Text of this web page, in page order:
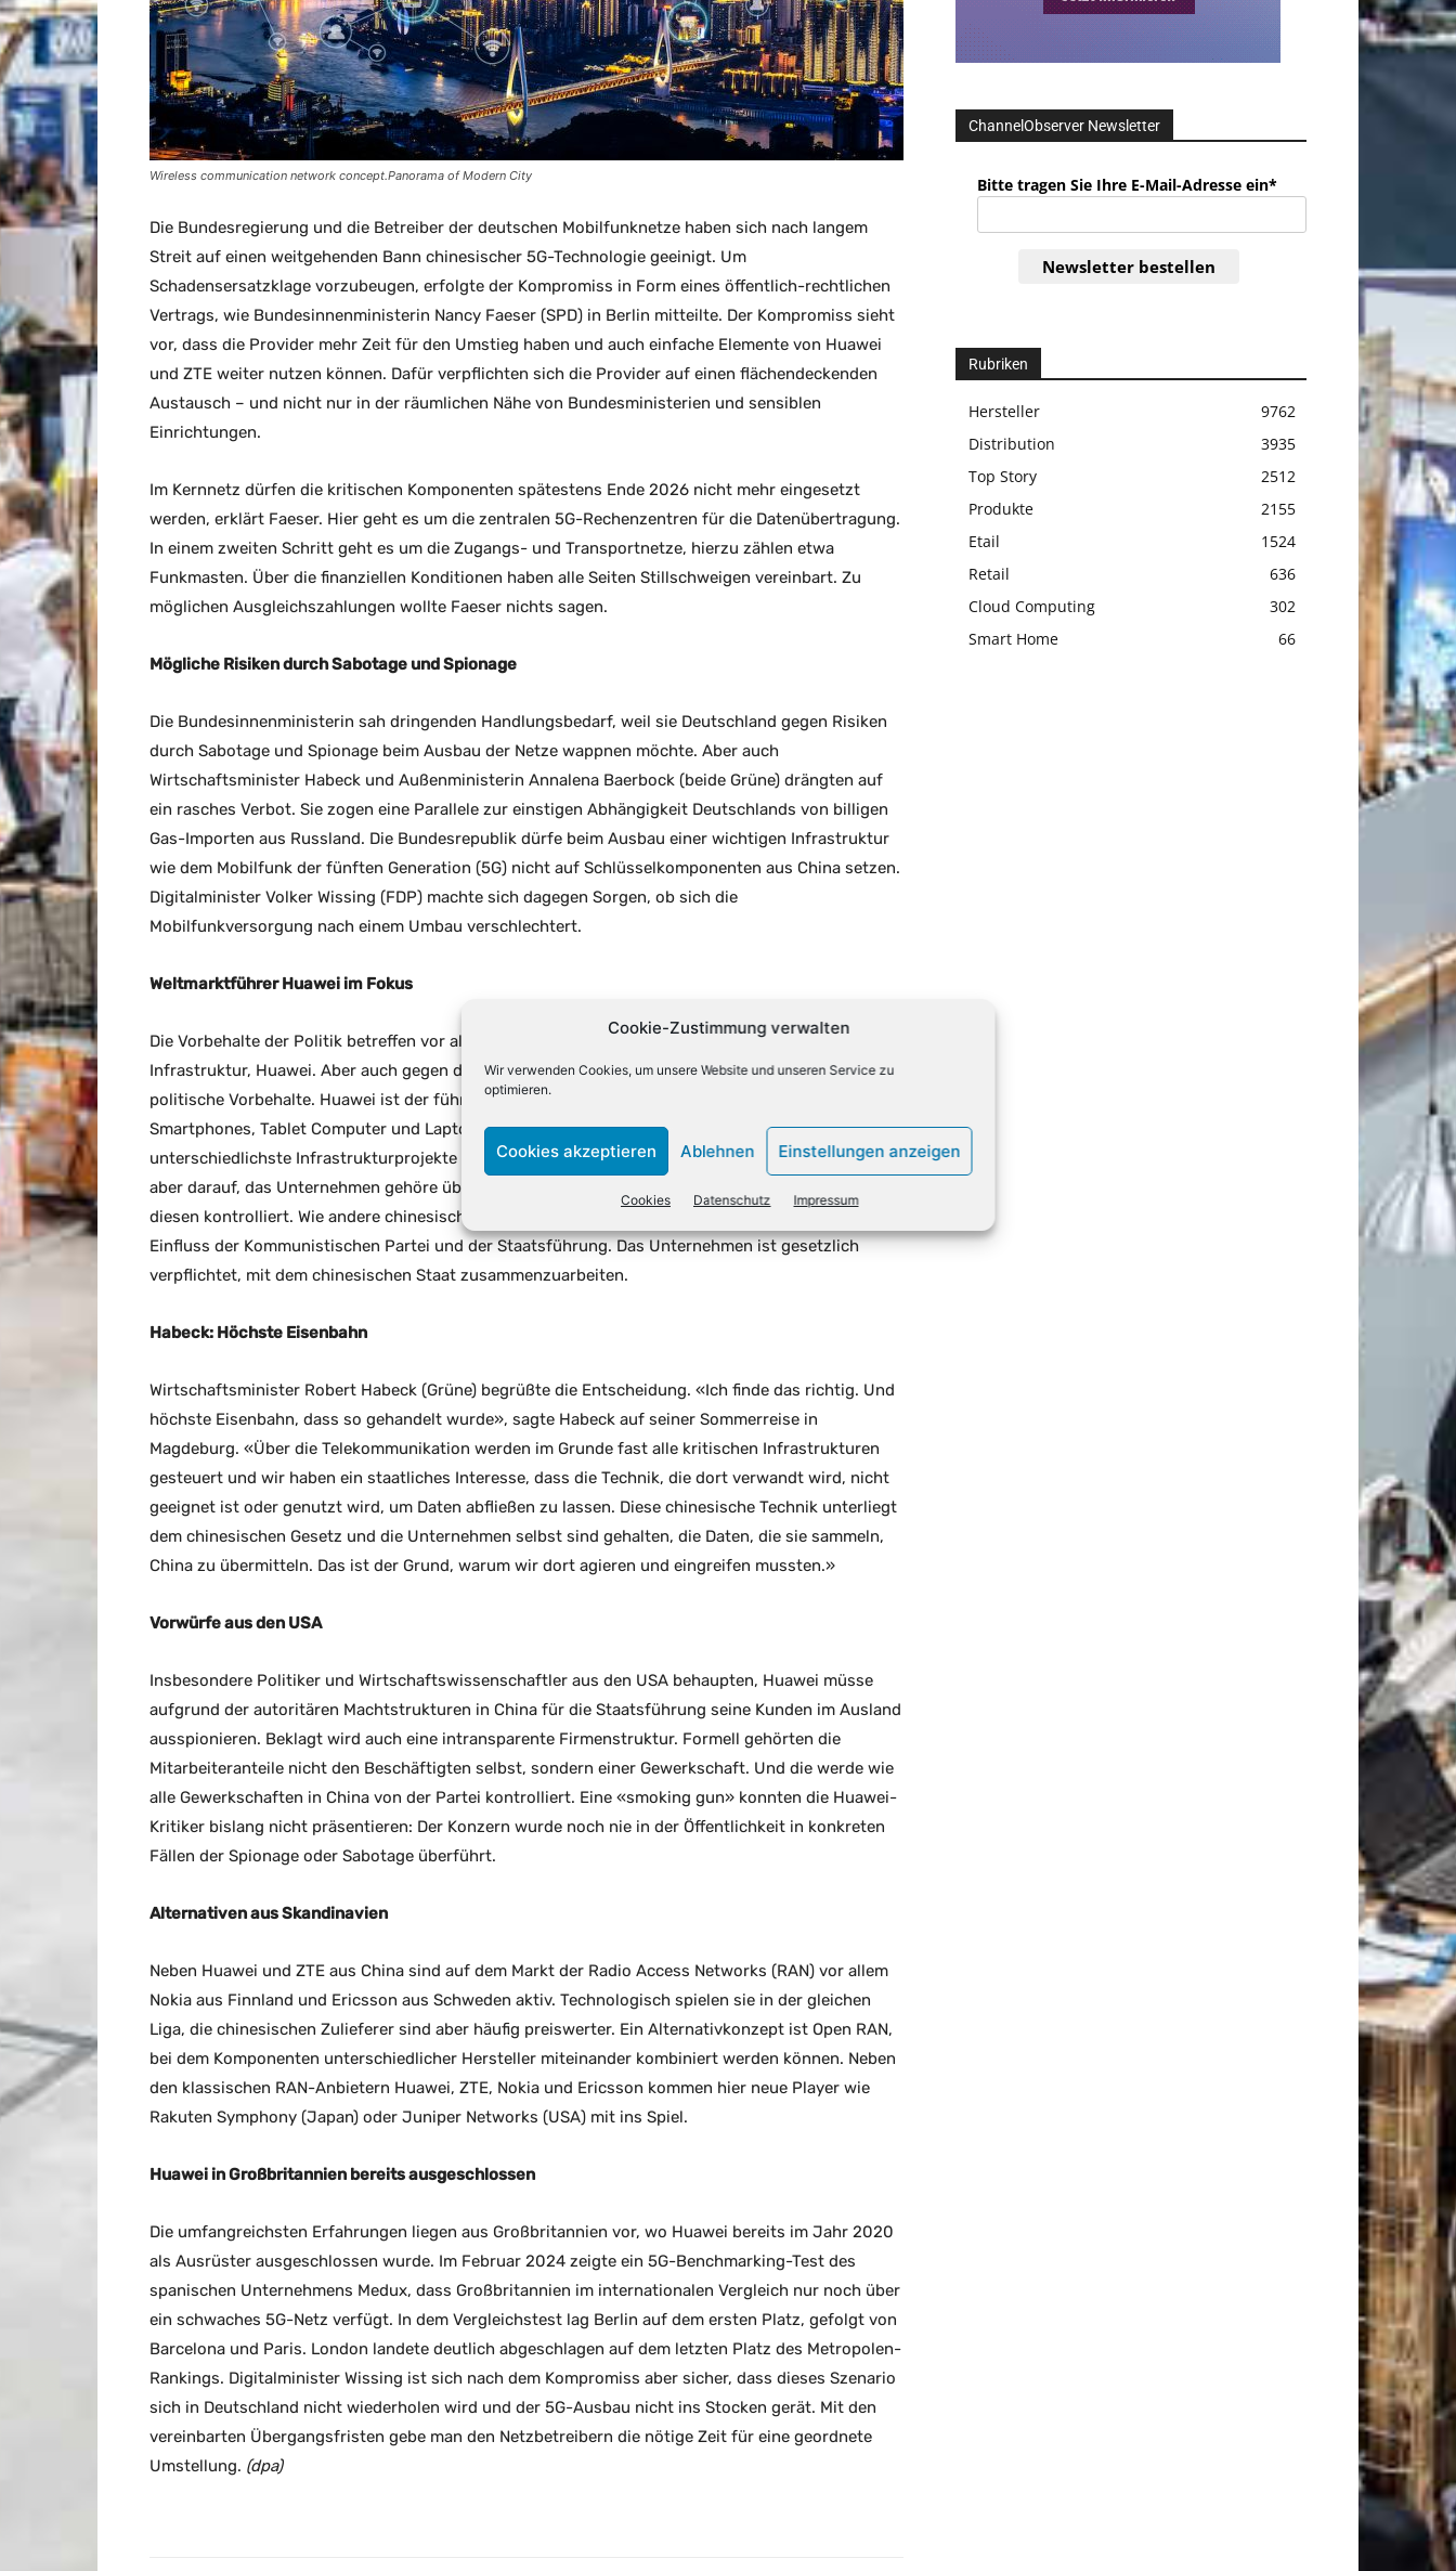
Cookie-Zustimmung verwalten
Wir verwenden Cookies, um unsere Website und unseren Service zu
optimieren.
Cookies akzeptieren Ablehnen Einstellungen anzeigen
Cookies Datenschutz Impressum
Wireless communication network concept.Panorama of Modern City
Die Bundesregierung und die Betreiber der deutschen Mobilfunknetze haben sich nach langem
Streit auf einen weitgehenden Bann chinesischer 5G-Technologie geeinigt. Um
Schadensersatzklage vorzubeugen, erfolgte der Kompromiss in Form eines öffentlich-rechtlichen
Vertrags, wie Bundesinnenministerin Nancy Faeser (SPD) in Berlin mitteilte. Der Kompromiss sieht
vor, dass die Provider mehr Zeit für den Umstieg haben und auch einfache Elemente von Huawei
und ZTE weiter nutzen können. Dafür verpflichten sich die Provider auf einen flächendeckenden
Austausch – und nicht nur in der räumlichen Nähe von Bundesministerien und sensiblen
Einrichtungen.
Im Kernnetz dürfen die kritischen Komponenten spätestens Ende 2026 nicht mehr eingesetzt
werden, erklärt Faeser. Hier geht es um die zentralen 5G-Rechenzentren für die Datenübertragung.
In einem zweiten Schritt geht es um die Zugangs- und Transportnetze, hierzu zählen etwa
Funkmasten. Über die finanziellen Konditionen haben alle Seiten Stillschweigen vereinbart. Zu
möglichen Ausgleichszahlungen wollte Faeser nichts sagen.
Mögliche Risiken durch Sabotage und Spionage
Die Bundesinnenministerin sah dringenden Handlungsbedarf, weil sie Deutschland gegen Risiken
durch Sabotage und Spionage beim Ausbau der Netze wappnen möchte. Aber auch
Wirtschaftsminister Habeck und Außenministerin Annalena Baerbock (beide Grüne) drängten auf
ein rasches Verbot. Sie zogen eine Parallele zur einstigen Abhängigkeit Deutschlands von billigen
Gas-Importen aus Russland. Die Bundesrepublik dürfe beim Ausbau einer wichtigen Infrastruktur
wie dem Mobilfunk der fünften Generation (5G) nicht auf Schlüsselkomponenten aus China setzen.
Digitalminister Volker Wissing (FDP) machte sich dagegen Sorgen, ob sich die
Mobilfunkversorgung nach einem Umbau verschlechtert.
Weltmarktführer Huawei im Fokus
Die Vorbehalte der Politik betreffen vor allem den Weltmarktführer im Bereich Mobilfunk-
Infrastruktur, Huawei. Aber auch gegen den kleineren Wettbewerber ZTE aus China bestehen
politische Vorbehalte. Huawei ist der führende chinesische Technologie-Konzern, der nicht nur
Smartphones, Tablet Computer und Laptops baut, sondern auch ein wichtiger Zulieferer für
unterschiedlichste Infrastrukturprojekte ist. Der Konzern ist nicht an der Börse notiert, verweist
aber darauf, das Unternehmen gehöre über Mitarbeiteraktien den Angestellten und werde auch von
diesen kontrolliert. Wie andere chinesische Unternehmen steht Huawei allerdings auch unter dem
Einfluss der Kommunistischen Partei und der Staatsführung. Das Unternehmen ist gesetzlich
verpflichtet, mit dem chinesischen Staat zusammenzuarbeiten.
Habeck: Höchste Eisenbahn
Wirtschaftsminister Robert Habeck (Grüne) begrüßte die Entscheidung. «Ich finde das richtig. Und
höchste Eisenbahn, dass so gehandelt wurde», sagte Habeck auf seiner Sommerreise in
Magdeburg. «Über die Telekommunikation werden im Grunde fast alle kritischen Infrastrukturen
gesteuert und wir haben ein staatliches Interesse, dass die Technik, die dort verwandt wird, nicht
geeignet ist oder genutzt wird, um Daten abfließen zu lassen. Diese chinesische Technik unterliegt
dem chinesischen Gesetz und die Unternehmen selbst sind gehalten, die Daten, die sie sammeln,
China zu übermitteln. Das ist der Grund, warum wir dort agieren und eingreifen mussten.»
Vorwürfe aus den USA
Insbesondere Politiker und Wirtschaftswissenschaftler aus den USA behaupten, Huawei müsse
aufgrund der autoritären Machtstrukturen in China für die Staatsführung seine Kunden im Ausland
ausspionieren. Beklagt wird auch eine intransparente Firmenstruktur. Formell gehörten die
Mitarbeiteranteile nicht den Beschäftigten selbst, sondern einer Gewerkschaft. Und die werde wie
alle Gewerkschaften in China von der Partei kontrolliert. Eine «smoking gun» konnten die Huawei-
Kritiker bislang nicht präsentieren: Der Konzern wurde noch nie in der Öffentlichkeit in konkreten
Fällen der Spionage oder Sabotage überführt.
Alternativen aus Skandinavien
Neben Huawei und ZTE aus China sind auf dem Markt der Radio Access Networks (RAN) vor allem
Nokia aus Finnland und Ericsson aus Schweden aktiv. Technologisch spielen sie in der gleichen
Liga, die chinesischen Zulieferer sind aber häufig preiswerter. Ein Alternativkonzept ist Open RAN,
bei dem Komponenten unterschiedlicher Hersteller miteinander kombiniert werden können. Neben
den klassischen RAN-Anbietern Huawei, ZTE, Nokia und Ericsson kommen hier neue Player wie
Rakuten Symphony (Japan) oder Juniper Networks (USA) mit ins Spiel.
Huawei in Großbritannien bereits ausgeschlossen
Die umfangreichsten Erfahrungen liegen aus Großbritannien vor, wo Huawei bereits im Jahr 2020
als Ausrüster ausgeschlossen wurde. Im Februar 2024 zeigte ein 5G-Benchmarking-Test des
spanischen Unternehmens Medux, dass Großbritannien im internationalen Vergleich nur noch über
ein schwaches 5G-Netz verfügt. In dem Vergleichstest lag Berlin auf dem ersten Platz, gefolgt von
Barcelona und Paris. London landete deutlich abgeschlagen auf dem letzten Platz des Metropolen-
Rankings. Digitalminister Wissing ist sich nach dem Kompromiss aber sicher, dass dieses Szenario
sich in Deutschland nicht wiederholen wird und der 5G-Ausbau nicht ins Stocken gerät. Mit den
vereinbarten Übergangsfristen gebe man den Netzbetreibern die nötige Zeit für eine geordnete
Umstellung. (dpa)
ChannelObserver Newsletter
Bitte tragen Sie Ihre E-Mail-Adresse ein*
Newsletter bestellen
Rubriken
Hersteller
9762
Distribution
3935
Top Story
2512
Produkte
2155
Etail
1524
Retail
636
Cloud Computing
302
Smart Home
66